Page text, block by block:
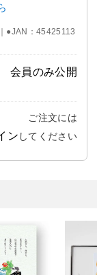
●JAN：45425113
会員のみ公開
ご注文には
ン してください